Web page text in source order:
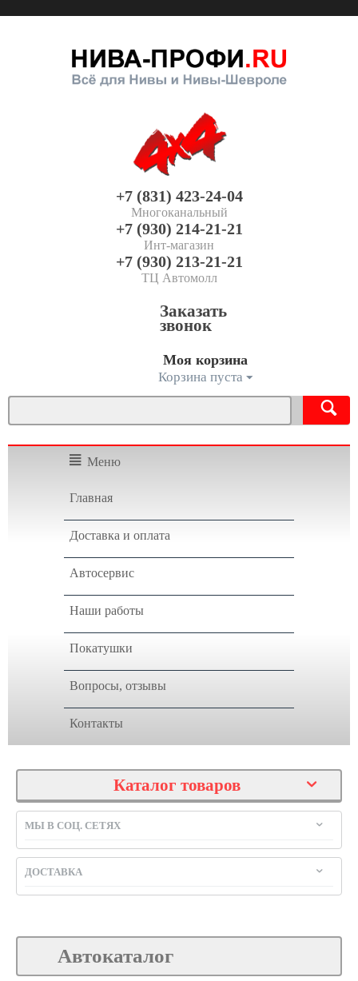
+7 (831) 423-24-04
Многоканальный
+7 (930) 214-21-21
Инт-магазин
+7 (930) 213-21-21
ТЦ Автомолл
Заказать
звонок
Моя корзина
Корзина пуста
Меню
Главная
Доставка и оплата
Автосервис
Наши работы
Покатушки
Вопросы, отзывы
Контакты
Каталог товаров
МЫ В СОЦ. СЕТЯХ
ДОСТАВКА
Автокаталог